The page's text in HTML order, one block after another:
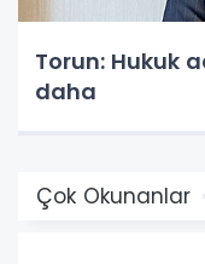
Torun: Hukuk
daha
Çok Okunanlar